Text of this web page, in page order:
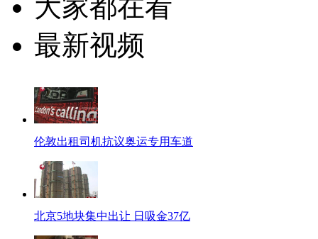
大家都在看
最新视频
伦敦出租司机抗议奥运专用车道
北京5地块集中出让 日吸金37亿